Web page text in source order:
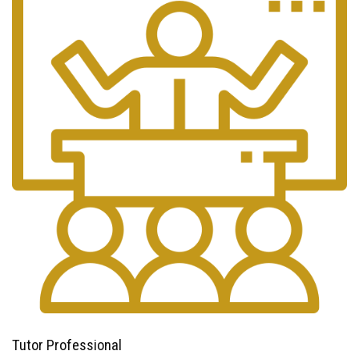
Tutor Professional